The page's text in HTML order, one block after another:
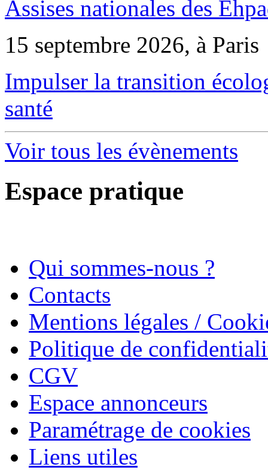
Assises nationales des
15 septembre 2026, à Paris
Impulser la transition
santé
Voir tous les évènements
Espace pratique
Qui sommes-nous ?
Contacts
Mentions légales /
Politique de
CGV
Espace annonceurs
Paramétrage de cookies
Liens utiles